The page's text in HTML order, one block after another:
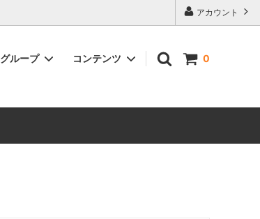
アカウント
0
グループ
成田果樹園
コンテンツ
西尾農園について